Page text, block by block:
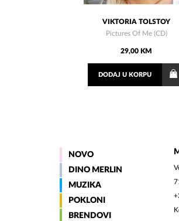
VIKTORIA TOLSTOY
Pictures Of Me (CD)
29,00 KM
DODAJ U KORPU
NOVO
DINO MERLIN
MUZIKA
POKLONI
BRENDOVI